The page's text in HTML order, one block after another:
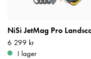
Pris:6 299 kr
6 299 kr
I lager